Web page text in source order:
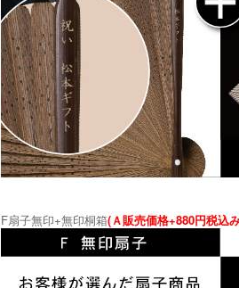
F扇子無印+無印桐箱(Ａ販売価格+880円税込